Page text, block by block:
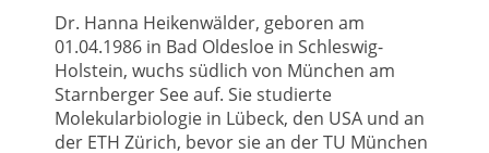
Dr. Hanna Heikenwälder, geboren am
01.04.1986 in Bad Oldesloe in Schleswig-
Holstein, wuchs südlich von München am
Starnberger See auf. Sie studierte
Molekularbiologie in Lübeck, den USA und an
der ETH Zürich, bevor sie an der TU München